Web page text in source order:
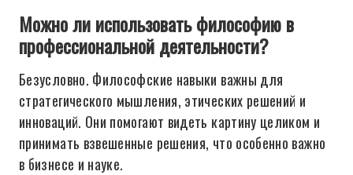
Можно ли использовать философию в
профессиональной деятельности?
Безусловно. Философские навыки важны для
стратегического мышления, этических решений и
инноваций. Они помогают видеть картину целиком и
принимать взвешенные решения, что особенно важно
в бизнесе и науке.